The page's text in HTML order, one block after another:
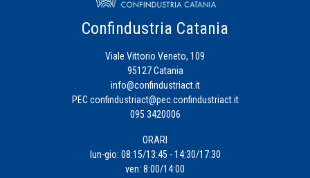
Confindustria Catania
Viale Vittorio Veneto, 109
95127 Catania
info@confindustriact.it
PEC confindustriact@pec.confindustriact.it
095 3420006
ORARI
lun-gio: 08:15/13:45 - 14:30/17:30
ven: 8:00/14:00